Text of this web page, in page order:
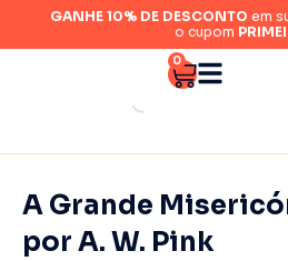
GANHE 10% DE DESCONTO em
o cupom
0
A Grande
por A. W. Pink